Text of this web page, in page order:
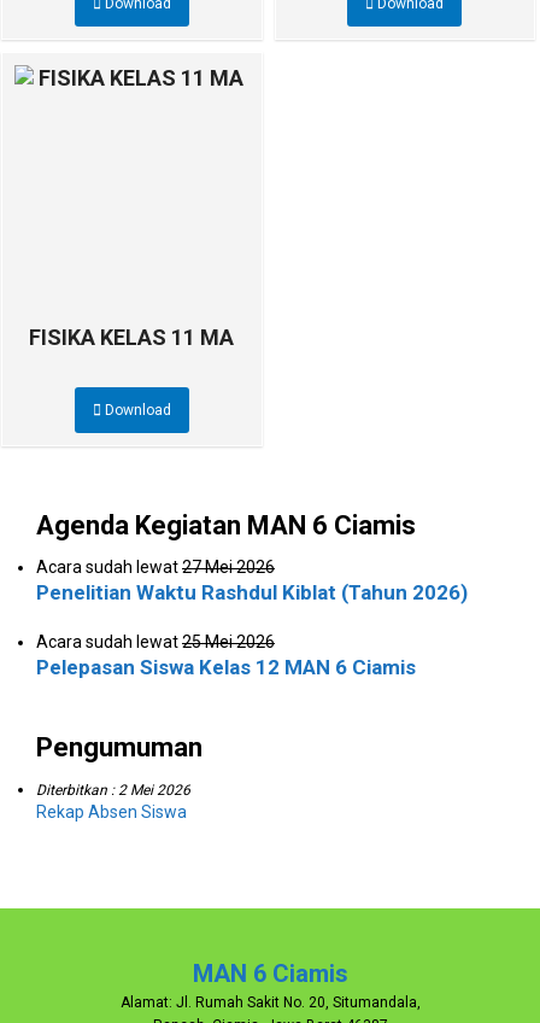
Download Download
FISIKA KELAS 11 MA
Download
Agenda Kegiatan MAN 6 Ciamis
Acara sudah lewat27 Mei 2026
Penelitian Waktu Rashdul Kiblat (Tahun 2026)
Acara sudah lewat25 Mei 2026
Pelepasan Siswa Kelas 12 MAN 6 Ciamis
Pengumuman
Diterbitkan :2 Mei 2026
Rekap Absen Siswa
MAN 6 Ciamis
Alamat: Jl. Rumah Sakit No. 20, Situmandala,